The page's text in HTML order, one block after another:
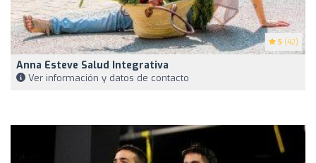
5 (42)
Anna Esteve Salud Integrativa
Ver información y datos de contacto